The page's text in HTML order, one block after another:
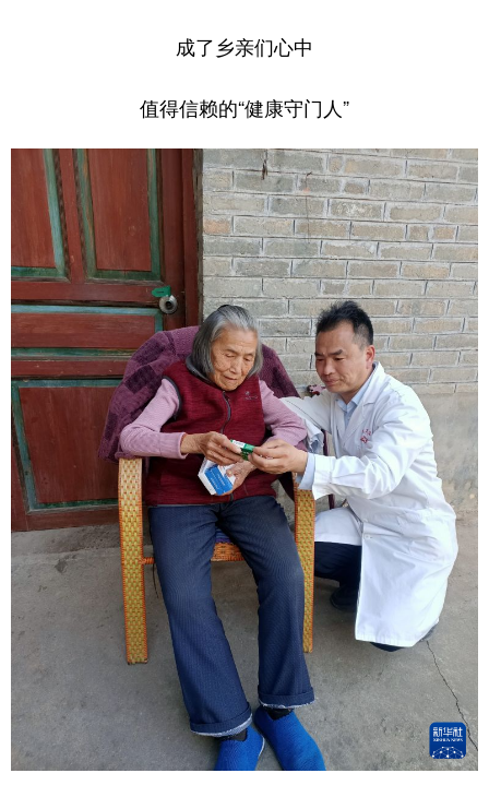
成了乡亲们心中
值得信赖的“健康守门人”